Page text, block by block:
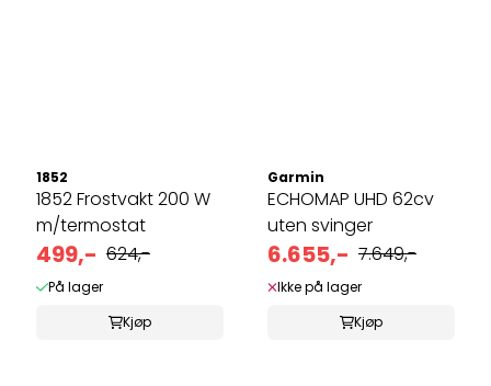
1852
1852 Frostvakt 200 W
m/termostat
499,- 624,-
På lager
Kjøp
Garmin
ECHOMAP UHD 62cv
uten svinger
6.655,- 7.649,-
Ikke på lager
Kjøp